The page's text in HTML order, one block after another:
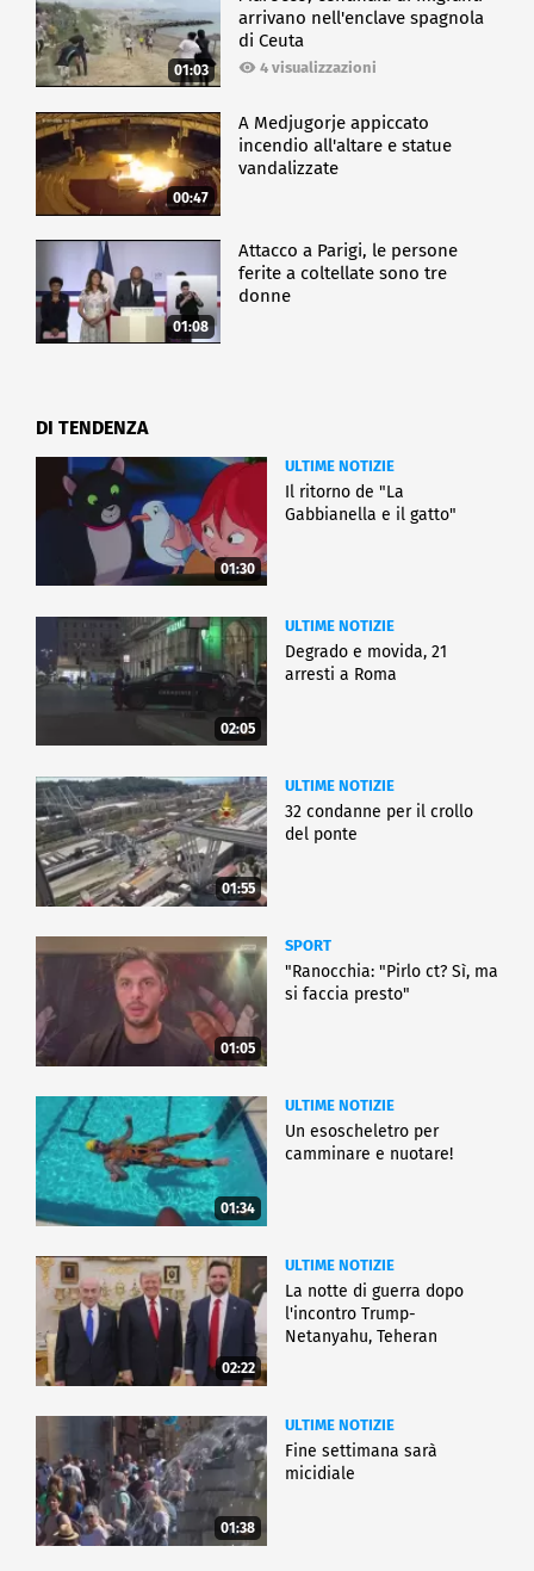
01:03
arrivano nell'enclave spagnola
di Ceuta
4 visualizzazioni
00:47
A Medjugorje appiccato
incendio all'altare e statue
vandalizzate
01:08
Attacco a Parigi, le persone
ferite a coltellate sono tre
donne
DI TENDENZA
01:30
ULTIME NOTIZIE
Il ritorno de "La
Gabbianella e il gatto"
02:05
ULTIME NOTIZIE
Degrado e movida, 21
arresti a Roma
01:55
ULTIME NOTIZIE
32 condanne per il crollo
del ponte
01:05
SPORT
"Ranocchia: "Pirlo ct? Sì, ma
si faccia presto"
01:34
ULTIME NOTIZIE
Un esoscheletro per
camminare e nuotare!
02:22
ULTIME NOTIZIE
La notte di guerra dopo
l'incontro Trump-
Netanyahu, Teheran
01:38
ULTIME NOTIZIE
Fine settimana sarà
micidiale